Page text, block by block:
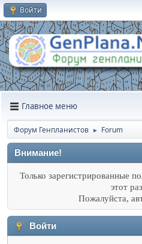
Войти
Главное меню
Форум Генпланистов ► Forum
Внимание!
Только зарегистрированные
этот
Пожалуйста,
Войти